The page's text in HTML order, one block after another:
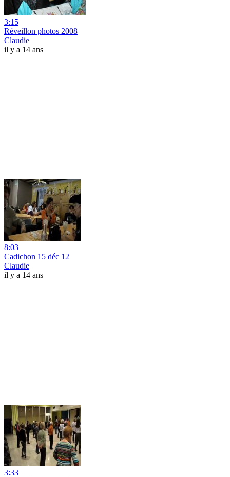
3:15
Réveillon photos 2008
Claudie
il y a 14 ans
8:03
Cadichon 15 déc 12
Claudie
il y a 14 ans
3:33